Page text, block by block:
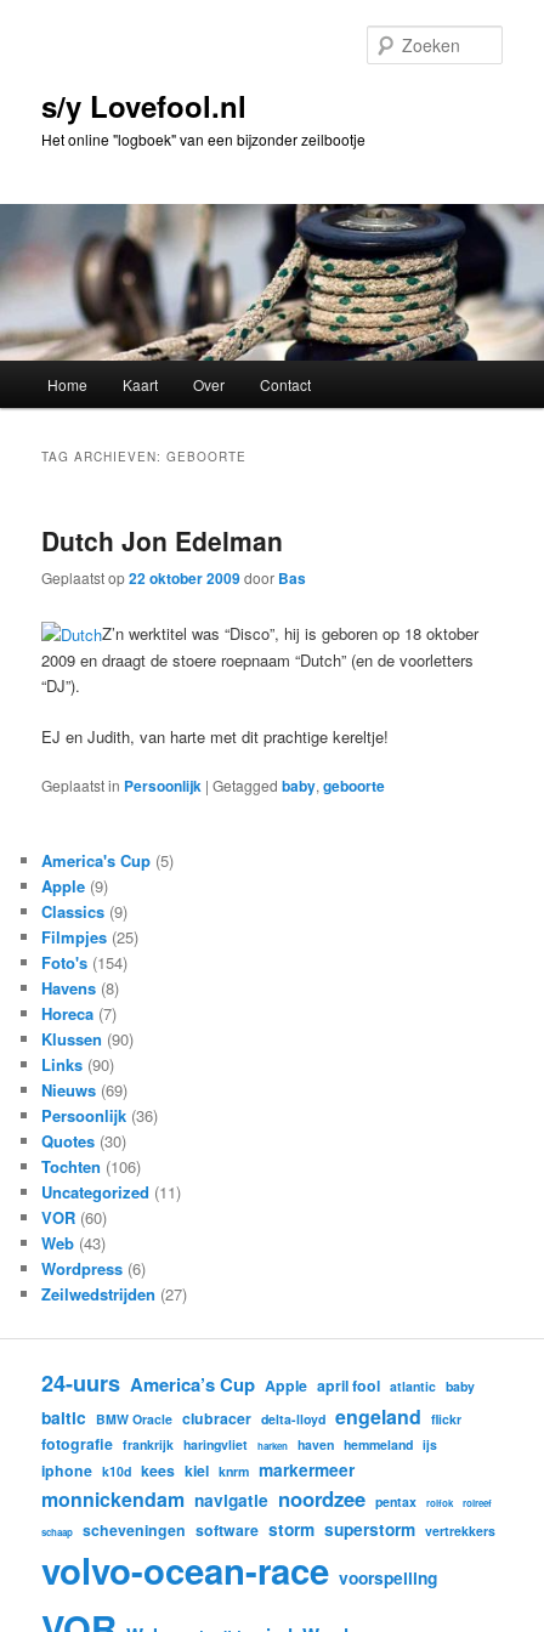
inhoud
inhouds/y Lovefool.nl
Het online "logboek" van een bijzonder zeilbootje
Home Kaart Over Contact
TAG ARCHIEVEN:GEBOORTE
Dutch Jon Edelman
Geplaatst op22 oktober 2009door Bas
Z’n werktitel was “Disco”, hij is geboren op 18 oktober
2009 en draagt de stoere roepnaam “Dutch” (en de voorletters
“DJ”).
EJ en Judith, van harte met dit prachtige kereltje!
Geplaatst in Persoonlijk |Getagged baby,geboorte
America's Cup (5)
Apple (9)
Classics (9)
Filmpjes (25)
Foto's (154)
Havens (8)
Horeca (7)
Klussen (90)
Links (90)
Nieuws (69)
Persoonlijk (36)
Quotes (30)
Tochten (106)
Uncategorized (11)
VOR (60)
Web (43)
Wordpress (6)
Zeilwedstrijden (27)
24-uurs America’s Cup Apple april fool atlantic baby
baltic BMW Oracle clubracer delta-lloyd engeland flickr
fotografie frankrijk haringvliet harken haven hemmeland ijs
iphone k10d kees kiel knrm markermeer
monnickendam navigatie noordzee pentax rolfok rolreef
schaap scheveningen software storm superstorm vertrekkers
volvo-ocean-race voorspelling